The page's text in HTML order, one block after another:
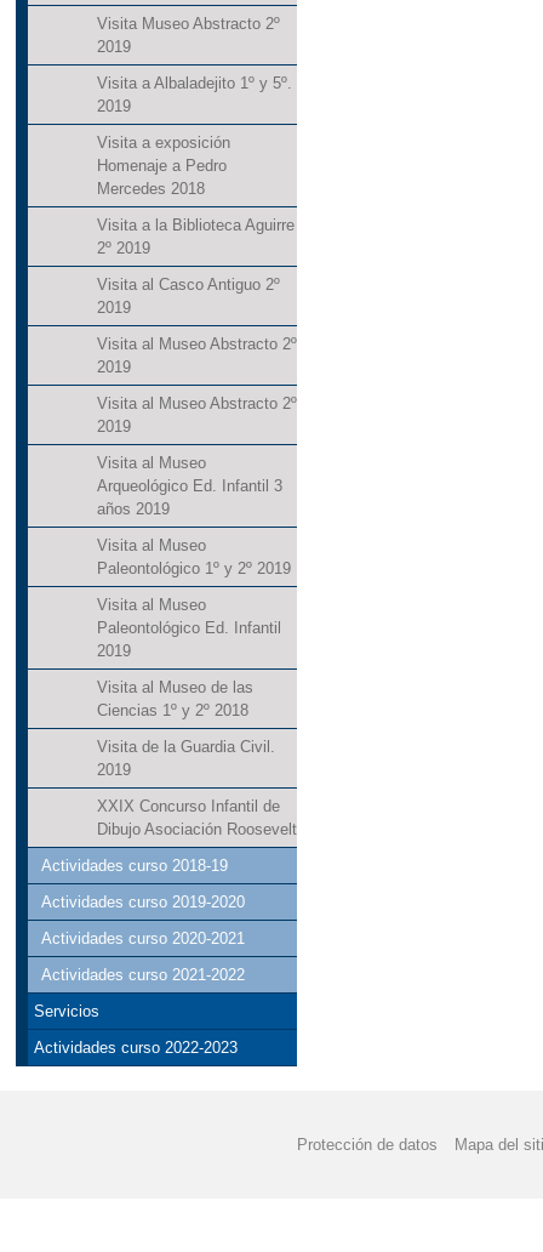
Visita Museo Abstracto 2º
2019
Visita a Albaladejito 1º y 5º.
2019
Visita a exposición
Homenaje a Pedro
Mercedes 2018
Visita a la Biblioteca Aguirre
2º 2019
Visita al Casco Antiguo 2º
2019
Visita al Museo Abstracto 2º
2019
Visita al Museo Abstracto 2º
2019
Visita al Museo
Arqueológico Ed. Infantil 3
años 2019
Visita al Museo
Paleontológico 1º y 2º 2019
Visita al Museo
Paleontológico Ed. Infantil
2019
Visita al Museo de las
Ciencias 1º y 2º 2018
Visita de la Guardia Civil.
2019
XXIX Concurso Infantil de
Dibujo Asociación Roosevelt
Actividades curso 2018-19
Actividades curso 2019-2020
Actividades curso 2020-2021
Actividades curso 2021-2022
Servicios
Actividades curso 2022-2023
Protección de datos Mapa del